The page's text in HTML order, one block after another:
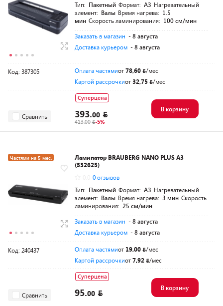
Тип: Пакетный Формат: A3 Нагревательный
элемент: Валы Время нагрева: 1.5
мин Скорость ламинирования: 100 см/мин
Заказать в магазин - 8 августа
Доставка курьером - 8 августа
Код: 387305 Оплата частямиот78,60
/мес
Картой рассрочкиот32,75 /мес
Сравнить
Суперцена
393.00
413.00 -5%
В корзину
Частями на 5 мес.
Ламинатор BRAUBERG NANO PLUS А3
(532625)
0 отзывов
Тип: Пакетный Формат: A3 Нагревательный
элемент: Валы Время нагрева: 3 мин Скорость
ламинирования: 25 см/мин
Заказать в магазин - 8 августа
Доставка курьером - 8 августа
Код: 240437 Оплата частямиот 19,00
/мес
Картой рассрочкиот7,92 /мес
Сравнить
Суперцена
95.00
В корзину